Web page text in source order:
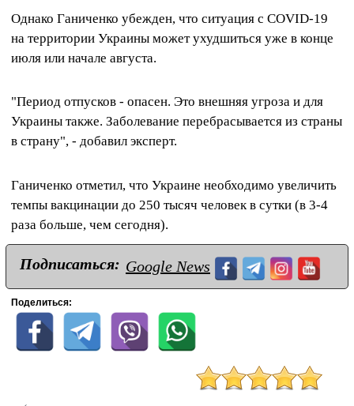
Однако Ганиченко убежден, что ситуация с COVID-19
на территории Украины может ухудшиться уже в конце
июля или начале августа.
"Период отпусков - опасен. Это внешняя угроза и для
Украины также. Заболевание перебрасывается из страны
в страну", - добавил эксперт.
Ганиченко отметил, что Украине необходимо увеличить
темпы вакцинации до 250 тысяч человек в сутки (в 3-4
раза больше, чем сегодня).
Подписаться: Google News
Поделиться: